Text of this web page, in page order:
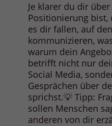
Je klarer du dir
Positionierung
es dir fallen, auf
kommunizieren,
warum dein
betrifft nicht nur
Social Media,
Gesprächen über
sprichst.💡 Tipp:
sollen Menschen
anderen von dir